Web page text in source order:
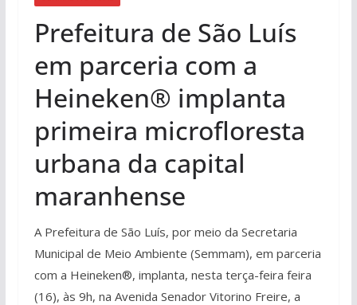
Prefeitura de São Luís
em parceria com a
Heineken® implanta
primeira microfloresta
urbana da capital
maranhense
A Prefeitura de São Luís, por meio da Secretaria
Municipal de Meio Ambiente (Semmam), em parceria
com a Heineken®, implanta, nesta terça-feira feira
(16), às 9h, na Avenida Senador Vitorino Freire, a